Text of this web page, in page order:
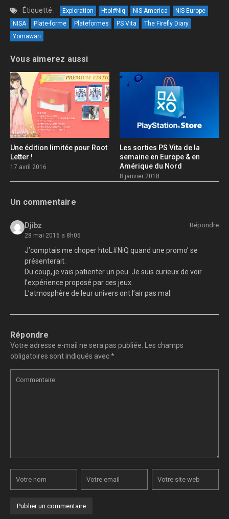
Étiquetté : Exploration Htol#Niq NIS America
NIS Europe
NISA
Plate-forme Plateformes PS Vita
The Firefly Diary
Yomawari
Vous aimerez aussi
Une édition limitée pour Root
Letter !
17 avril 2016
Les sorties PS Vita de la
semaine en Europe & en
Amérique du Nord
8 janvier 2018
Un commentaire
Djibz
28 mai 2016 a 8h05
Répondre
J’comptais me choper htoL#NiQ quand une promo’ se
présenterait.
Du coup, je vais patienter un peu. Je suis curieux de voir
l’expérience proposé par ces jeux.
L’atmosphère de leur univers ont l’air pas mal.
Répondre
Votre adresse e-mail ne sera pas publiée. Les champs
obligatoires sont indiqués avec*